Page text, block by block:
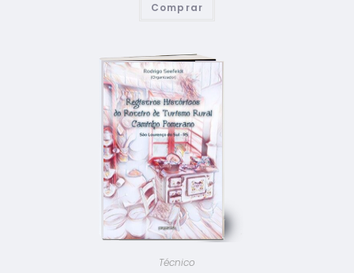
Comprar
Técnico